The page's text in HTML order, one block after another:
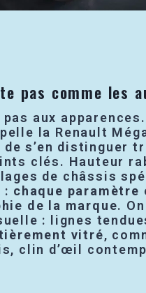
pas comme les
aux
la Renault
de s’en distinguer
clés. Hauteur
de châssis
: chaque
de la marque.
: lignes
vitré,
clin d’œil